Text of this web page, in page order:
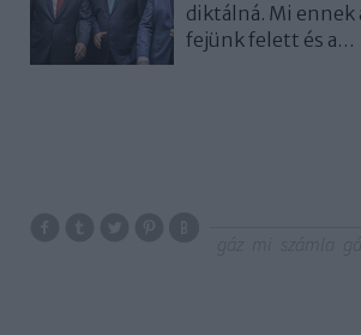
diktálná. Mi ennek
fejünk felett és a…